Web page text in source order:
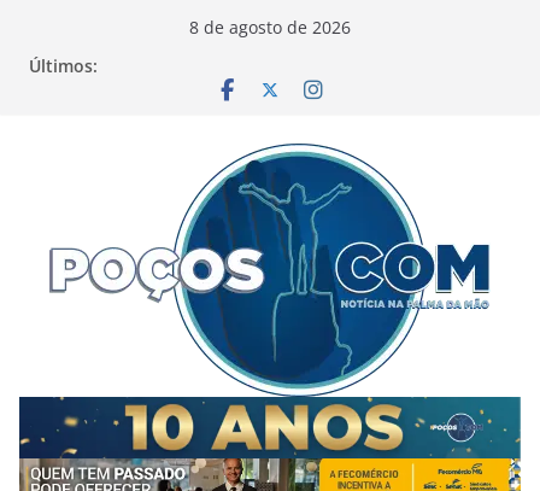
8 de agosto de 2026
Últimos: